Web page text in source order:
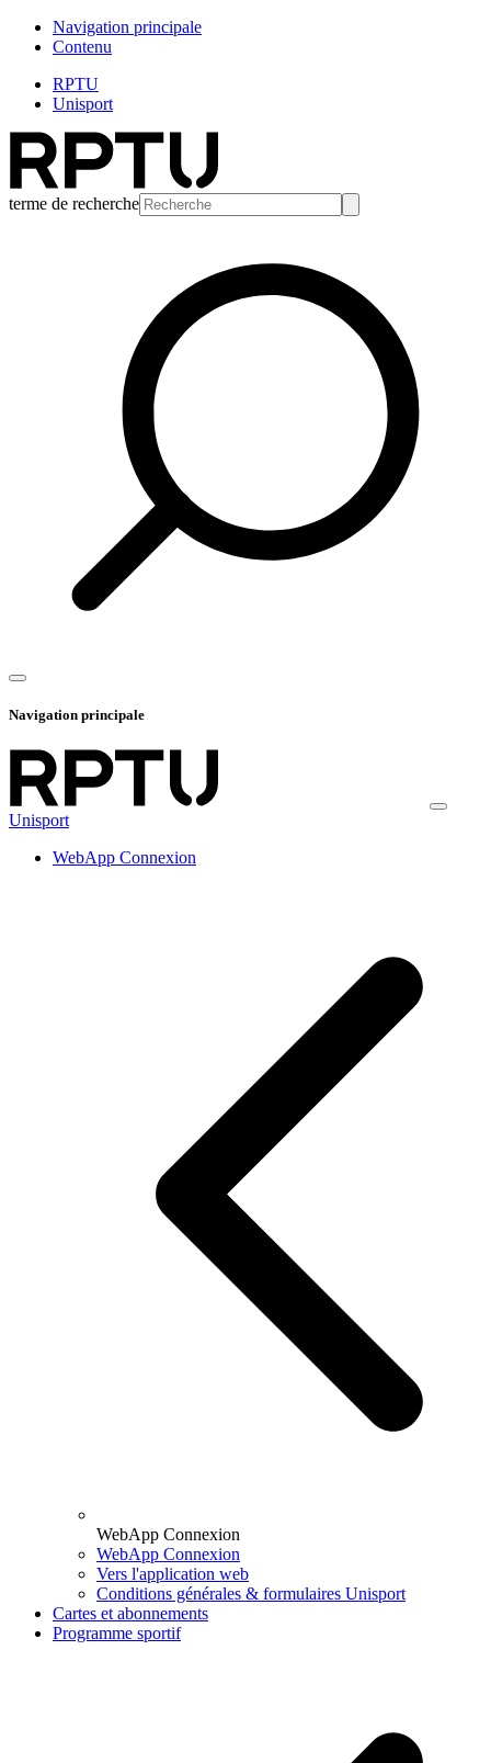
Navigation principale
Contenu
RPTU
Unisport
terme de recherche
Navigation principale
Unisport
WebApp Connexion
WebApp Connexion
WebApp Connexion
Vers l'application web
Conditions générales & formulaires Unisport
Cartes et abonnements
Programme sportif